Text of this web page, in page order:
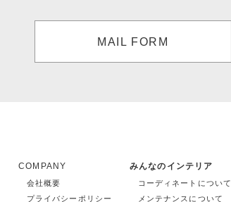
MAIL FORM
COMPANY
会社概要
プライバシーポリシー
みんなのインテリア
コーディネートについて
メンテナンスについて